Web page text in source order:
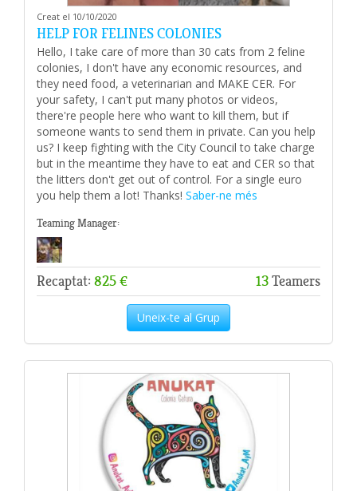
Creat el 10/10/2020
HELP FOR FELINES COLONIES
Hello, I take care of more than 30 cats from 2 feline
colonies, I don't have any economic resources, and
they need food, a veterinarian and MAKE CER. For
your safety, I can't put many photos or videos,
there're people here who want to kill them, but if
someone wants to send them in private. Can you help
us? I keep fighting with the City Council to take charge
but in the meantime they have to eat and CER so that
the litters don't get out of control. For a single euro
you help them a lot! Thanks! Saber-ne més
Teaming Manager:
Recaptat: 825 € 13Teamers
Uneix-te al Grup